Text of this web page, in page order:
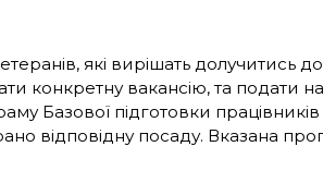
які вирішать
конкретну вакансію, та подати
Базової підготовки
відповідну посаду. Вказана